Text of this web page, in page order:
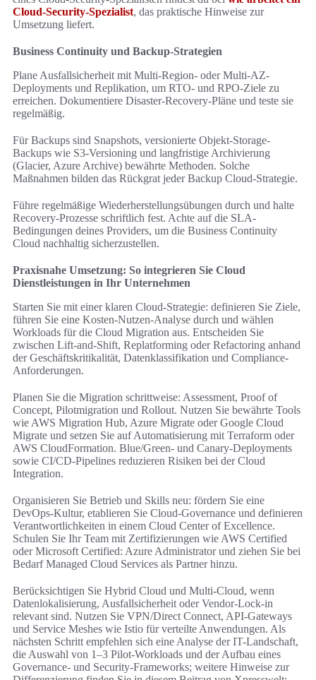
Cloud-Security-Spezialist, das praktische Hinweise zur
Umsetzung liefert.
Business Continuity und Backup-Strategien
Plane Ausfallsicherheit mit Multi-Region- oder Multi-AZ-
Deployments und Replikation, um RTO- und RPO-Ziele zu
erreichen. Dokumentiere Disaster-Recovery-Pläne und teste sie
regelmäßig.
Für Backups sind Snapshots, versionierte Objekt-Storage-
Backups wie S3-Versioning und langfristige Archivierung
(Glacier, Azure Archive) bewährte Methoden. Solche
Maßnahmen bilden das Rückgrat jeder Backup Cloud-Strategie.
Führe regelmäßige Wiederherstellungsübungen durch und halte
Recovery-Prozesse schriftlich fest. Achte auf die SLA-
Bedingungen deines Providers, um die Business Continuity
Cloud nachhaltig sicherzustellen.
Praxisnahe Umsetzung: So integrieren Sie Cloud
Dienstleistungen in Ihr Unternehmen
Starten Sie mit einer klaren Cloud-Strategie: definieren Sie Ziele,
führen Sie eine Kosten-Nutzen-Analyse durch und wählen
Workloads für die Cloud Migration aus. Entscheiden Sie
zwischen Lift-and-Shift, Replatforming oder Refactoring anhand
der Geschäftskritikalität, Datenklassifikation und Compliance-
Anforderungen.
Planen Sie die Migration schrittweise: Assessment, Proof of
Concept, Pilotmigration und Rollout. Nutzen Sie bewährte Tools
wie AWS Migration Hub, Azure Migrate oder Google Cloud
Migrate und setzen Sie auf Automatisierung mit Terraform oder
AWS CloudFormation. Blue/Green- und Canary-Deployments
sowie CI/CD-Pipelines reduzieren Risiken bei der Cloud
Integration.
Organisieren Sie Betrieb und Skills neu: fördern Sie eine
DevOps-Kultur, etablieren Sie Cloud-Governance und definieren
Verantwortlichkeiten in einem Cloud Center of Excellence.
Schulen Sie Ihr Team mit Zertifizierungen wie AWS Certified
oder Microsoft Certified: Azure Administrator und ziehen Sie bei
Bedarf Managed Cloud Services als Partner hinzu.
Berücksichtigen Sie Hybrid Cloud und Multi-Cloud, wenn
Datenlokalisierung, Ausfallsicherheit oder Vendor-Lock-in
relevant sind. Nutzen Sie VPN/Direct Connect, API-Gateways
und Service Meshes wie Istio für verteilte Anwendungen. Als
nächsten Schritt empfehlen sich eine Analyse der IT-Landschaft,
die Auswahl von 1–3 Pilot-Workloads und der Aufbau eines
Governance- und Security-Frameworks; weitere Hinweise zur